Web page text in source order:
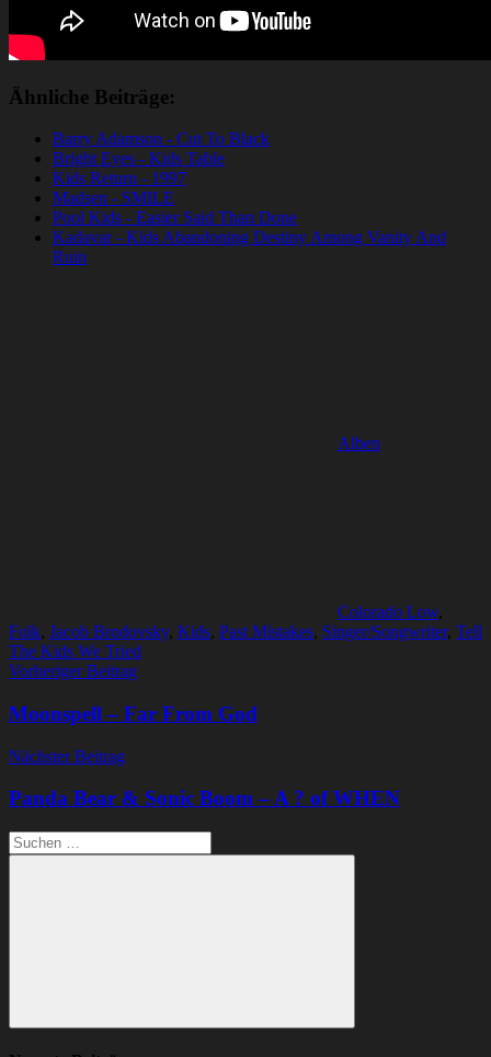
Ähnliche Beiträge:
Barry Adamson - Cut To Black
Bright Eyes - Kids Table
Kids Return - 1997
Madsen - SMILE
Pool Kids - Easier Said Than Done
Kadavar - Kids Abandoning Destiny Among Vanity And
Ruin
Alben
Colorado Low,
Folk, Jacob Brodovsky, Kids, Past Mistakes, Singer/Songwriter, Tell
The Kids We Tried
Beitragsnavigation
Vorheriger Beitrag
Moonspell – Far From God
Nächster Beitrag
Panda Bear & Sonic Boom – A ? of WHEN
Suchen
nach:
Suchen